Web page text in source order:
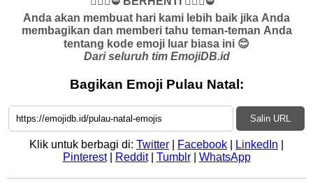
Anda akan membuat hari kami lebih baik jika Anda
membagikan dan memberi tahu teman-teman Anda
tentang kode emoji luar biasa ini 😊
Dari seluruh tim EmojiDB.id
Bagikan Emoji Pulau Natal:
Salin URL
Klik untuk berbagi di: Twitter Facebook LinkedIn
Pinterest| Reddit| Tumblr| WhatsApp